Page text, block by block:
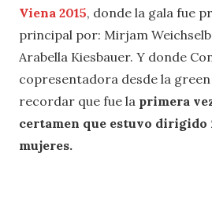
Viena 2015, donde la gala fue
principal por: Mirjam
Arabella Kiesbauer. Y donde
copresentadora desde la
recordar que fue la primera
certamen que estuvo
mujeres.